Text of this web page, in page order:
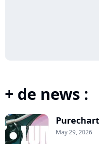
+ de news :
May 29, 2026